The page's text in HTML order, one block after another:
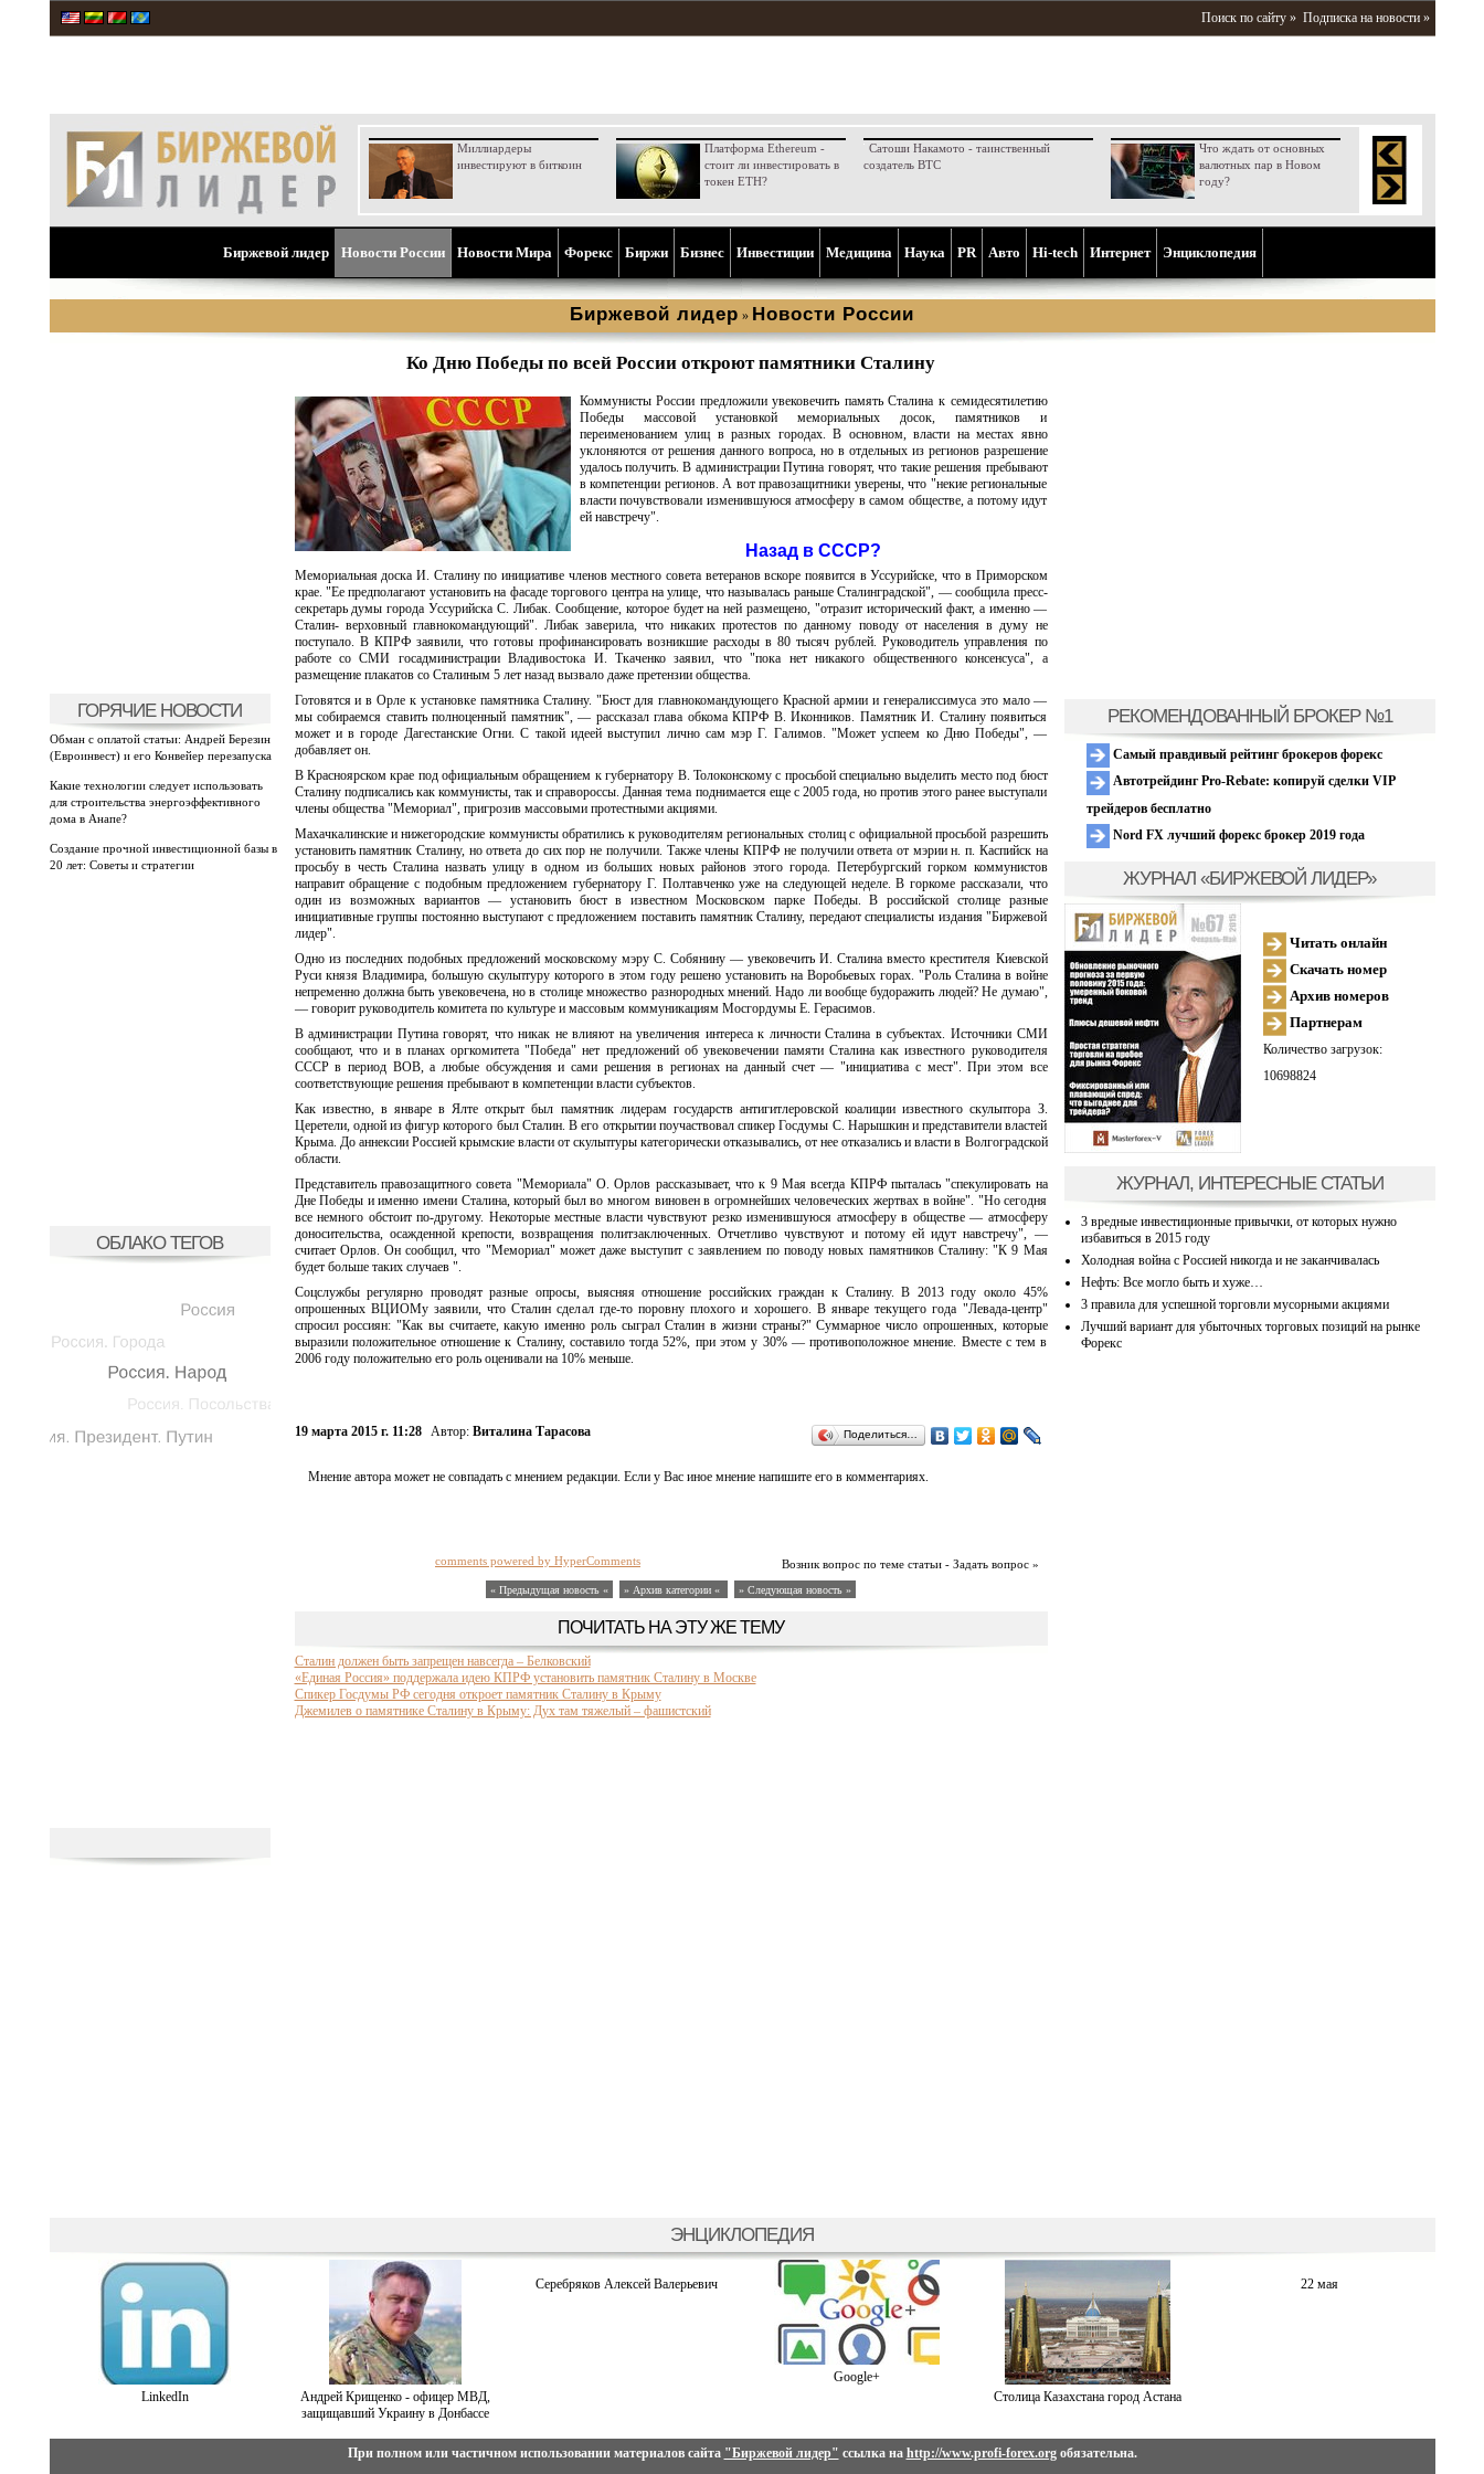
Поиск по сайту » Подписка на новости »
Миллиардеры
инвестируют в биткоин
Платформа Ethereum -
стоит ли инвестировать в
токен ETH?
Сатоши Накамото - таинственный
создатель BTC
Что ждать от основных
валютных пар в Новом
году?
Биржевой лидер Новости России Новости Мира Форекс Биржи Бизнес Инвестиции Медицина Наука PR Aвто Hi-tech Интернет Энциклопедия
Биржевой лидер » Новости России
ГОРЯЧИЕ НОВОСТИ
Обман с оплатой статьи: Андрей Березин
(Евроинвест) и его Конвейер перезапуска
Какие технологии следует использовать
для строительства энергоэффективного
дома в Анапе?
Создание прочной инвестиционной базы в
20 лет: Советы и стратегии
ОБЛАКО ТЕГОВ
Ко Дню Победы по всей России откроют памятники Сталину
Коммунисты России предложили увековечить память Сталина к семидесятилетию
Победы массовой установкой мемориальных досок, памятников и
переименованием улиц в разных городах. В основном, власти на местах явно
уклоняются от решения данного вопроса, но в отдельных из регионов разрешение
удалось получить. В администрации Путина говорят, что такие решения пребывают
в компетенции регионов. А вот правозащитники уверены, что "некие региональные
власти почувствовали изменившуюся атмосферу в самом обществе, а потому идут
ей навстречу".
Назад в СССР?
Мемориальная доска И. Сталину по инициативе членов местного совета ветеранов вскоре появится в Уссурийске, что в Приморском
крае. "Ее предполагают установить на фасаде торгового центра на улице, что называлась раньше Сталинградской", — сообщила пресс-
секретарь думы города Уссурийска С. Либак. Сообщение, которое будет на ней размещено, "отразит исторический факт, а именно —
Сталин- верховный главнокомандующий". Либак заверила, что никаких протестов по данному поводу от населения в думу не
поступало. В КПРФ заявили, что готовы профинансировать возникшие расходы в 80 тысяч рублей. Руководитель управления по
работе со СМИ госадминистрации Владивостока И. Ткаченко заявил, что "пока нет никакого общественного консенсуса", а
размещение плакатов со Сталиным 5 лет назад вызвало даже претензии общества.
Готовятся и в Орле к установке памятника Сталину. "Бюст для главнокомандующего Красной армии и генералиссимуса это мало —
мы собираемся ставить полноценный памятник", — рассказал глава обкома КПРФ В. Иконников. Памятник И. Сталину появиться
может и в городе Дагестанские Огни. С такой идеей выступил лично сам мэр Г. Галимов. "Может успеем ко Дню Победы", —
добавляет он.
В Красноярском крае под официальным обращением к губернатору В. Толоконскому с просьбой специально выделить место под бюст
Сталину подписались как коммунисты, так и справороссы. Данная тема поднимается еще с 2005 года, но против этого ранее выступали
члены общества "Мемориал", пригрозив массовыми протестными акциями.
Махачкалинские и нижегородские коммунисты обратились к руководителям региональных столиц с официальной просьбой разрешить
установить памятник Сталину, но ответа до сих пор не получили. Также члены КПРФ не получили ответа от мэрии н. п. Каспийск на
просьбу в честь Сталина назвать улицу в одном из больших новых районов этого города. Петербургский горком коммунистов
направит обращение с подобным предложением губернатору Г. Полтавченко уже на следующей неделе. В горкоме рассказали, что
один из возможных вариантов — установить бюст в известном Московском парке Победы. В российской столице разные
инициативные группы постоянно выступают с предложением поставить памятник Сталину, передают специалисты издания "Биржевой
лидер".
Одно из последних подобных предложений московскому мэру С. Собянину — увековечить И. Сталина вместо крестителя Киевской
Руси князя Владимира, большую скульптуру которого в этом году решено установить на Воробьевых горах. "Роль Сталина в войне
непременно должна быть увековечена, но в столице множество разнородных мнений. Надо ли вообще будоражить людей? Не думаю",
— говорит руководитель комитета по культуре и массовым коммуникациям Мосгордумы Е. Герасимов.
В администрации Путина говорят, что никак не влияют на увеличения интереса к личности Сталина в субъектах. Источники СМИ
сообщают, что и в планах оргкомитета "Победа" нет предложений об увековечении памяти Сталина как известного руководителя
СССР в период ВОВ, а любые обсуждения и сами решения в регионах на данный счет — "инициатива с мест". При этом все
соответствующие решения пребывают в компетенции власти субъектов.
Как известно, в январе в Ялте открыт был памятник лидерам государств антигитлеровской коалиции известного скульптора З.
Церетели, одной из фигур которого был Сталин. В его открытии поучаствовал спикер Госдумы С. Нарышкин и представители властей
Крыма. До аннексии Россией крымские власти от скульптуры категорически отказывались, от нее отказались и власти в Волгоградской
области.
Представитель правозащитного совета "Мемориала" О. Орлов рассказывает, что к 9 Мая всегда КПРФ пыталась "спекулировать на
Дне Победы и именно имени Сталина, который был во многом виновен в огромнейших человеческих жертвах в войне". "Но сегодня
все немного обстоит по-другому. Некоторые местные власти чувствуют резко изменившуюся атмосферу в обществе — атмосферу
доносительства, осажденной крепости, возвращения политзаключенных. Отчетливо чувствуют и потому ей идут навстречу", —
считает Орлов. Он сообщил, что "Мемориал" может даже выступит с заявлением по поводу новых памятников Сталину: "К 9 Мая
будет больше таких случаев ".
Соцслужбы регулярно проводят разные опросы, выясняя отношение российских граждан к Сталину. В 2013 году около 45%
опрошенных ВЦИОМу заявили, что Сталин сделал где-то поровну плохого и хорошего. В январе текущего года "Левада-центр"
спросил россиян: "Как вы считаете, какую именно роль сыграл Сталин в жизни страны?" Суммарное число опрошенных, которые
выразили положительное отношение к Сталину, составило тогда 52%, при этом у 30% — противоположное мнение. Вместе с тем в
2006 году положительно его роль оценивали на 10% меньше.
19 марта 2015 г. 11:28 Автор: Виталина Тарасова Поделиться…
Мнение автора может не совпадать с мнением редакции. Если у Вас иное мнение напишите его в комментариях.
Возник вопрос по теме статьи - Задать вопрос »
comments powered by HyperComments
« Предыдущая новость « » Архив категории « » Следующая новость »
ПОЧИТАТЬ НА ЭТУ ЖЕ ТЕМУ
Сталин должен быть запрещен навсегда – Белковский
«Единая Россия» поддержала идею КПРФ установить памятник Сталину в Москве
Спикер Госдумы РФ сегодня откроет памятник Сталину в Крыму
Джемилев о памятнике Сталину в Крыму: Дух там тяжелый – фашистский
РЕКОМЕНДОВАННЫЙ БРОКЕР №1
Самый правдивый рейтинг брокеров форекс
Автотрейдинг Pro-Rebate: копируй сделки VIP
трейдеров бесплатно
Nord FX лучший форекс брокер 2019 года
ЖУРНАЛ «БИРЖЕВОЙ ЛИДЕР»
Читать онлайн
Скачать номер
Архив номеров
Партнерам
Количество загрузок:
10698824
ЖУРНАЛ, ИНТЕРЕСНЫЕ СТАТЬИ
3 вредные инвестиционные привычки, от которых нужно
избавиться в 2015 году
Холодная война с Россией никогда и не заканчивалась
Нефть: Все могло быть и хуже…
3 правила для успешной торговли мусорными акциями
Лучший вариант для убыточных торговых позиций на рынке
Форекс
ЭНЦИКЛОПЕДИЯ
LinkedIn
Андрей Крищенко - офицер МВД,
защищавший Украину в Донбассе
Серебряков Алексей Валерьевич
Google+
Столица Казахстана город Астана
22 мая
При полном или частичном использовании материалов сайта "Биржевой лидер" ссылка на http://www.profi-forex.orgобязательна.